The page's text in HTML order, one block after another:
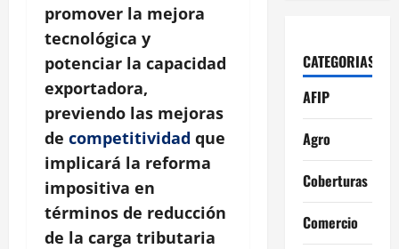
promover la mejora
tecnológica y
potenciar la capacidad
exportadora,
previendo las mejoras
de competitividad que
implicará la reforma
impositiva en
términos de reducción
de la carga tributaria
CATEGORIAS
AFIP
Agro
Coberturas
Comercio